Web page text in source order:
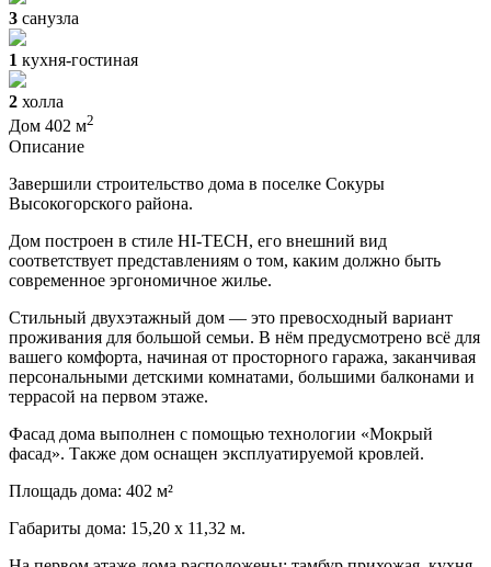
3 санузла
1 кухня-гостиная
2 холла
Дом 402 м2
Описание
Завершили строительство дома в поселке Сокуры
Высокогорского района.
Дом построен в стиле HI-TECH, его внешний вид
соответствует представлениям о том, каким должно быть
современное эргономичное жилье.
Стильный двухэтажный дом — это превосходный вариант
проживания для большой семьи. В нём предусмотрено всё для
вашего комфорта, начиная от просторного гаража, заканчивая
персональными детскими комнатами, большими балконами и
террасой на первом этаже.
Фасад дома выполнен с помощью технологии «Мокрый
фасад». Также дом оснащен эксплуатируемой кровлей.
Площадь дома: 402 м²
Габариты дома: 15,20 х 11,32 м.